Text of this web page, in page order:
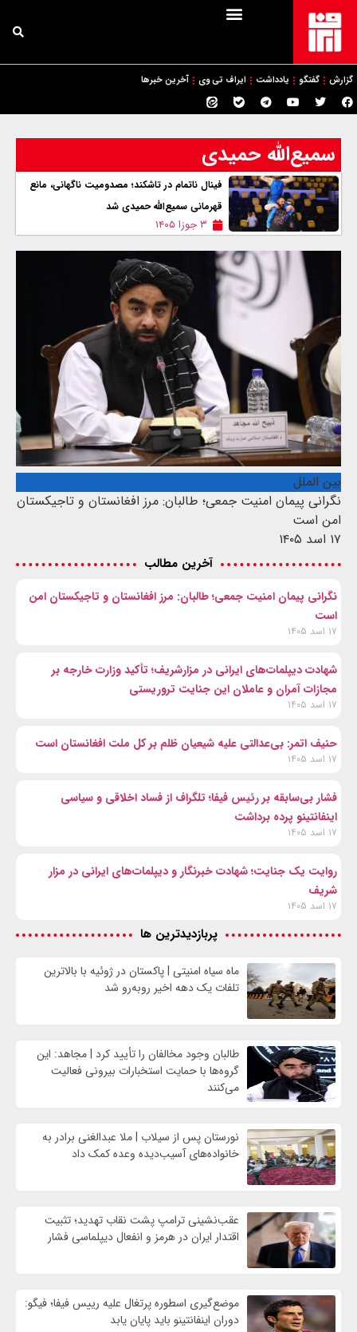
گزارش گفتگو یادداشت ایراف تی وی آخرین خبرها
سمیع‌الله حمیدی
فینال ناتمام در تاشکند؛ مصدومیت ناگهانی، مانع
قهرمانی سمیع‌الله حمیدی شد
۳ جوزا ۱۴۰۵
بین الملل
نگرانی پیمان امنیت جمعی؛ طالبان: مرز افغانستان و تاجیکستان
امن است
۱۷ اسد ۱۴۰۵
آخرین مطالب
نگرانی پیمان امنیت جمعی؛ طالبان: مرز افغانستان و تاجیکستان امن
است
۱۷ اسد ۱۴۰۵
شهادت‌ دیپلمات‌های ایرانی در مزارشریف؛ تأکید وزارت خارجه بر
مجازات آمران و عاملان این جنایت تروریستی
۱۷ اسد ۱۴۰۵
حنیف اتمر: بی‌عدالتی علیه شیعیان ظلم بر کل ملت افغانستان است
۱۷ اسد ۱۴۰۵
فشار بی‌سابقه بر رئیس فیفا؛ تلگراف از فساد اخلاقی و سیاسی
اینفانتینو پرده برداشت
۱۷ اسد ۱۴۰۵
روایت یک جنایت؛ شهادت خبرنگار و دیپلمات‌های ایرانی در مزار
شریف
۱۷ اسد ۱۴۰۵
پربازدیدترین ها
ماه سیاه امنیتی | پاکستان در ژوئیه با بالاترین
تلفات یک دهه اخیر روبه‌رو شد
طالبان وجود مخالفان را تأیید کرد | مجاهد: این
گروه‌ها با حمایت استخبارات بیرونی فعالیت
می‌کنند
نورستان پس از سیلاب | ملا عبدالغنی برادر به
خانواده‌های آسیب‌دیده وعده کمک داد
عقب‌نشینی ترامپ پشت نقاب تهدید؛ تثبیت
اقتدار ایران در هرمز و انفعال دیپلماسی فشار
موضع‌گیری اسطوره پرتغال علیه رییس فیفا؛ فیگو:
دوران اینفانتینو باید پایان یابد